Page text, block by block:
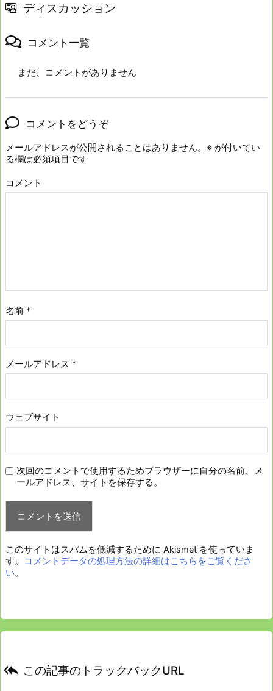
ディスカッション
コメント一覧
まだ、コメントがありません
コメントをどうぞ
メールアドレスが公開されることはありません。 ※ が付いてい
る欄は必須項目です
コメント
名前 *
メールアドレス *
ウェブサイト
次回のコメントで使用するためブラウザーに自分の名前、メ
ールアドレス、サイトを保存する。
このサイトはスパムを低減するために Akismet を使っていま
す。
コメントデータの処理方法の詳細はこちらをご覧くださ
い。
 この記事のトラックバックURL